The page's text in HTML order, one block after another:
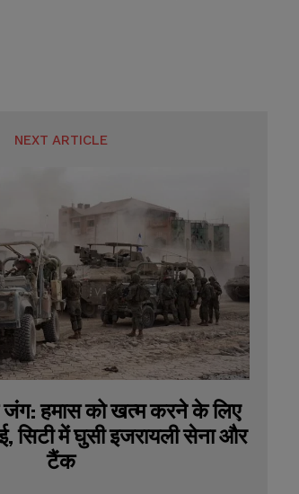
NEXT ARTICLE
जंग: हमास को खत्म करने के लिए
सिटी में घुसी इजरायली सेना और
टैंक